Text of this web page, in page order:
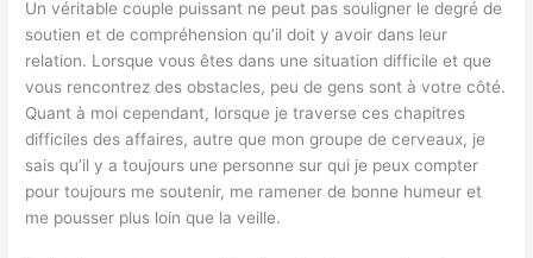
Un véritable couple puissant ne peut pas souligner le degré de
soutien et de compréhension qu’il doit y avoir dans leur
relation. Lorsque vous êtes dans une situation difficile et que
vous rencontrez des obstacles, peu de gens sont à votre côté.
Quant à moi cependant, lorsque je traverse ces chapitres
difficiles des affaires, autre que mon groupe de cerveaux, je
sais qu’il y a toujours une personne sur qui je peux compter
pour toujours me soutenir, me ramener de bonne humeur et
me pousser plus loin que la veille.